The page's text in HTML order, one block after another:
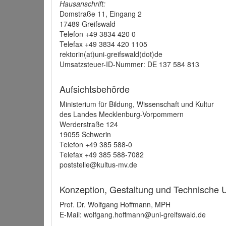
Hausanschrift:
Domstraße 11, Eingang 2
17489 Greifswald
Telefon +49 3834 420 0
Telefax +49 3834 420 1105
rektorin(at)uni-greifswald(dot)de
Umsatzsteuer-ID-Nummer: DE 137 584 813
Aufsichtsbehörde
Ministerium für Bildung, Wissenschaft und Kultur
des Landes Mecklenburg-Vorpommern
Werderstraße 124
19055 Schwerin
Telefon +49 385 588-0
Telefax +49 385 588-7082
poststelle@kultus-mv.de
Konzeption, Gestaltung und Technische
Prof. Dr. Wolfgang Hoffmann, MPH
E-Mail: wolfgang.hoffmann@uni-greifswald.de